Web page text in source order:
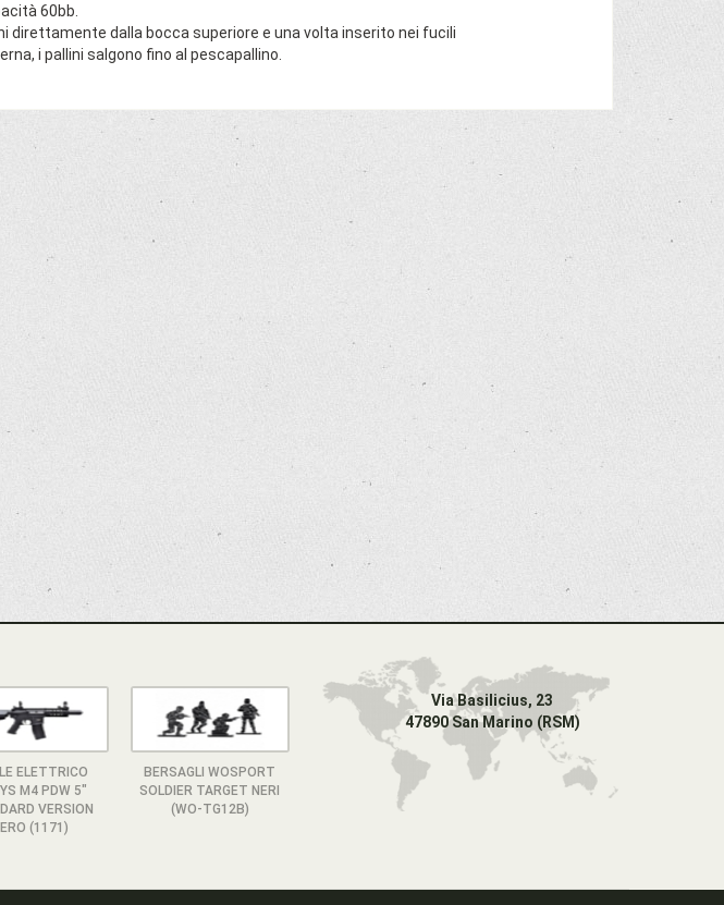
60bb.
direttamente dalla bocca superiore e una volta inserito nei fucili
i pallini salgono fino al pescapallino.
ELETTRICO
M4 PDW 5"
VERSION
(1171)
BERSAGLI WOSPORT
SOLDIER TARGET NERI
(WO-TG12B)
Via Basilicius, 23
47890 San Marino (RSM)